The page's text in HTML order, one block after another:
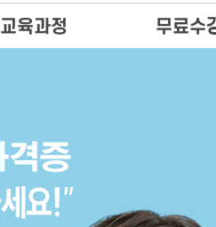
교육과정 무료수